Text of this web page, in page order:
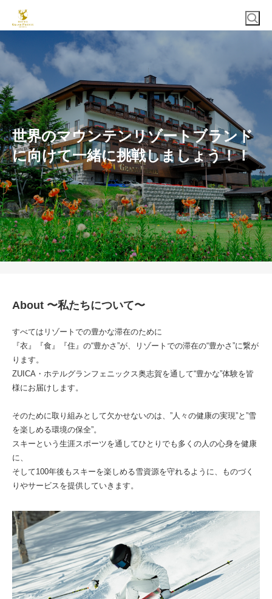
世界のマウンテンリゾートブランド
に向けて一緒に挑戦しましょう！！
About 〜私たちについて〜
すべてはリゾートでの豊かな滞在のために
『衣』『食』『住』の“豊かさ”が、リゾートでの滞在の“豊かさ”に繋が
ります。
ZUICA・ホテルグランフェニックス奥志賀を通して“豊かな”体験を皆
様にお届けします。
そのために取り組みとして欠かせないのは、”人々の健康の実現”と”雪
を楽しめる環境の保全”。
スキーという生涯スポーツを通してひとりでも多くの人の心身を健康
に、
そして100年後もスキーを楽しめる雪資源を守れるように、ものづく
りやサービスを提供していきます。